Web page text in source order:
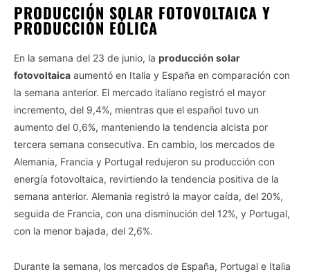
PRODUCCIÓN SOLAR FOTOVOLTAICA Y
PRODUCCIÓN EÓLICA
En la semana del 23 de junio, la producción solar
fotovoltaica aumentó en Italia y España en comparación con
la semana anterior. El mercado italiano registró el mayor
incremento, del 9,4%, mientras que el español tuvo un
aumento del 0,6%, manteniendo la tendencia alcista por
tercera semana consecutiva. En cambio, los mercados de
Alemania, Francia y Portugal redujeron su producción con
energía fotovoltaica, revirtiendo la tendencia positiva de la
semana anterior. Alemania registró la mayor caída, del 20%,
seguida de Francia, con una disminución del 12%, y Portugal,
con la menor bajada, del 2,6%.
Durante la semana, los mercados de España, Portugal e Italia